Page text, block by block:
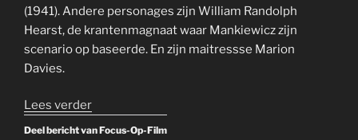
(1941). Andere personages zijn William Randolph
Hearst, de krantenmagnaat waar Mankiewicz zijn
scenario op baseerde. En zijn maitressse Marion
Davies.
Lees verder“Mank
Deel bericht van Focus-Op-Film